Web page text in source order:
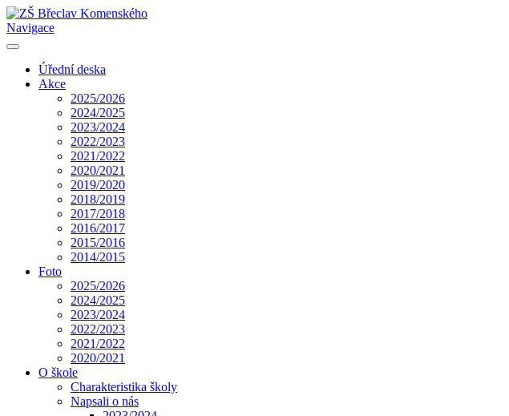
Navigace
Úřední deska
Akce
2025/2026
2024/2025
2023/2024
2022/2023
2021/2022
2020/2021
2019/2020
2018/2019
2017/2018
2016/2017
2015/2016
2014/2015
Foto
2025/2026
2024/2025
2023/2024
2022/2023
2021/2022
2020/2021
O škole
Charakteristika školy
Napsali o nás